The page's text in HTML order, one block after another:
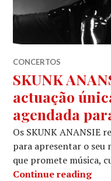
CONCERTOS
SKUNK
actuação
agendada
Os SKUNK ANANSIE
para apresentar o seu
que promete música,
Continue reading